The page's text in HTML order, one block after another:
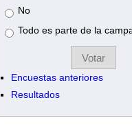
No
Todo es parte de la
Encuestas anteriores
Resultados